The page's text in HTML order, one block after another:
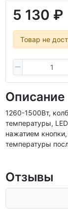
5 130 ₽
Товар не
Описание
1260-1500Вт,
температуры,
нажатием
температуры
Отзывы